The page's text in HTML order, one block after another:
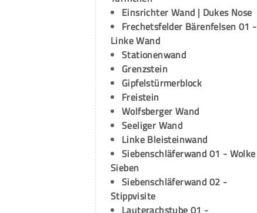
Einsrichter Wand | Dukes Nose
Frechetsfelder Bärenfelsen 01 -
Linke Wand
Stationenwand
Grenzstein
Gipfelstürmerblock
Freistein
Wolfsberger Wand
Seeliger Wand
Linke Bleisteinwand
Siebenschläferwand 01 - Wolke
Sieben
Siebenschläferwand 02 -
Stippvisite
Lauterachstube 01 -